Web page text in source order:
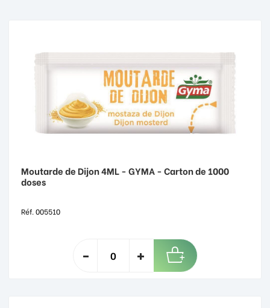
Moutarde de Dijon 4ML - GYMA - Carton de 1000
doses
Réf. 005510